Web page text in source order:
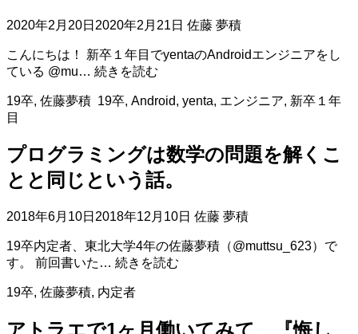
2020年2月20日 2020年2月21日 佐藤 夢積
こんにちは！ 新卒１年目でyentaのAndroidエンジニアをし
ている @mu… 続きを読む
１
エ
ン
ジ
ア、
め
て
会
19卒, 佐藤夢積 19卒, Android, yenta, エンジニア, 新卒１年
目
プログラミングは数学の問題を解くこ
とと同じという話。
2018年6月10日 2018年12月10日 佐藤 夢積
19卒内定者、東北大学4年の佐藤夢積（@muttsu_623）で
す。 前回書いた… 続きを読む
ミ
19卒, 佐藤夢積, 内定者